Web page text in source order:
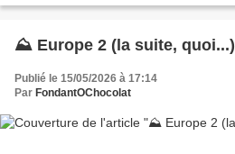
⛰️ Europe 2 (la suite, quoi...)
Publié le 15/05/2026 à 17:14
Par FondantOChocolat